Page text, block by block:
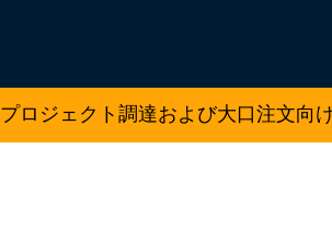
ロジェクト調達および大口注文向